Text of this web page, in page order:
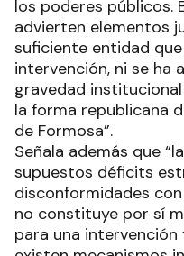
los poderes públicos.
advierten elementos
suficiente entidad
intervención, ni se ha
gravedad
la forma republicana
de Formosa”.
Señala además que
supuestos déficits
disconformidades
no constituye por sí
para una